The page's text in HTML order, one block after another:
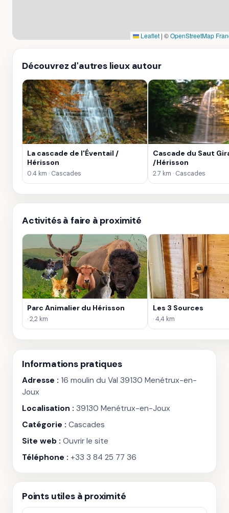
Leaflet | ©OpenStreetMap
Découvrez d'autres lieux autour
La cascade de l'Éventail /
Hérisson
0.4 km · Cascades
Cascade du Saut
/Hérisson
2.7 km · Cascades
Activités à faire à proximité
Parc Animalier du Hérisson
· 2,2 km
Les 3 Sources
· 4,4 km
Informations pratiques
Adresse : 16 moulin du Val 39130 Menétrux-en-
Joux
Localisation : 39130 Menétrux-en-Joux
Catégorie : Cascades
Site web : Ouvrir le site
Téléphone : +33 3 84 25 77 36
Points utiles à proximité